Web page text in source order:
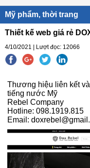
Mỹ phẩm, thời trang
Thiết kế web giá rẻ
4/10/2021 | Lượt đọc: 12066
Thương hiệu liên kết
tiếng nước Mỹ
Rebel Company
Hotline: 098.1919.815
Email: